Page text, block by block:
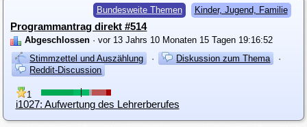
Bundesweite Themen Kinder, Jugend, Familie
Programmantrag direkt #514
Abgeschlossen · vor 13 Jahrs 10 Monaten 15 Tagen 19:16:52
Stimmzettel und Auszählung
· Diskussion zum Thema
·
Reddit-Discussion
1
i1027: Aufwertung des Lehrerberufes